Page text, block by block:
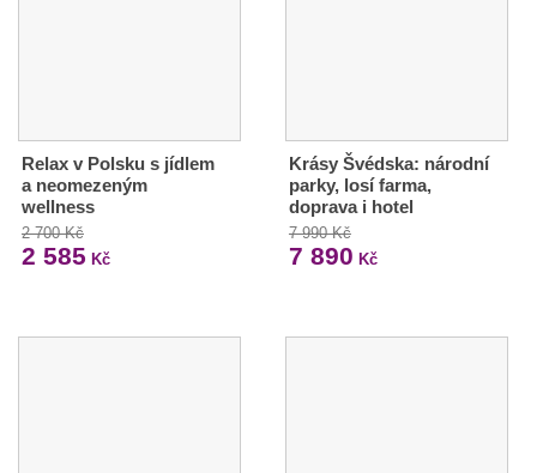
Relax v Polsku s jídlem
a neomezeným
wellness
2 700 Kč
2 585 Kč
Krásy Švédska: národní
parky, losí farma,
doprava i hotel
7 990 Kč
7 890 Kč